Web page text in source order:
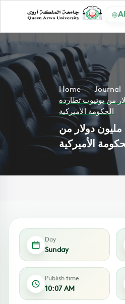
Home
Journal
دولار من يوتيوب تطارده
الحكومة الأميركية
طفل ثروته 100 مليون دولار من
الأميركية
Day
Sunday
Publish time
10:07 AM